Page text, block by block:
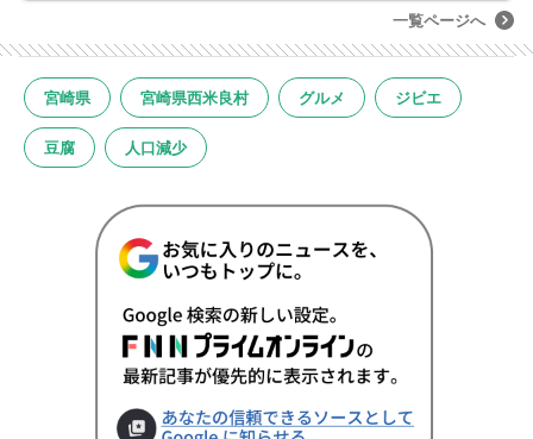
一覧ページへ
宮崎県 宮崎県西米良村 グルメ ジビエ
豆腐 人口減少